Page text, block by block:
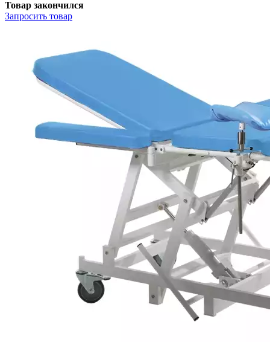
Товар закончился
Запросить товар